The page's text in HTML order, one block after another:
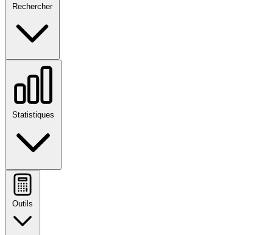
Rechercher
Statistiques
Outils